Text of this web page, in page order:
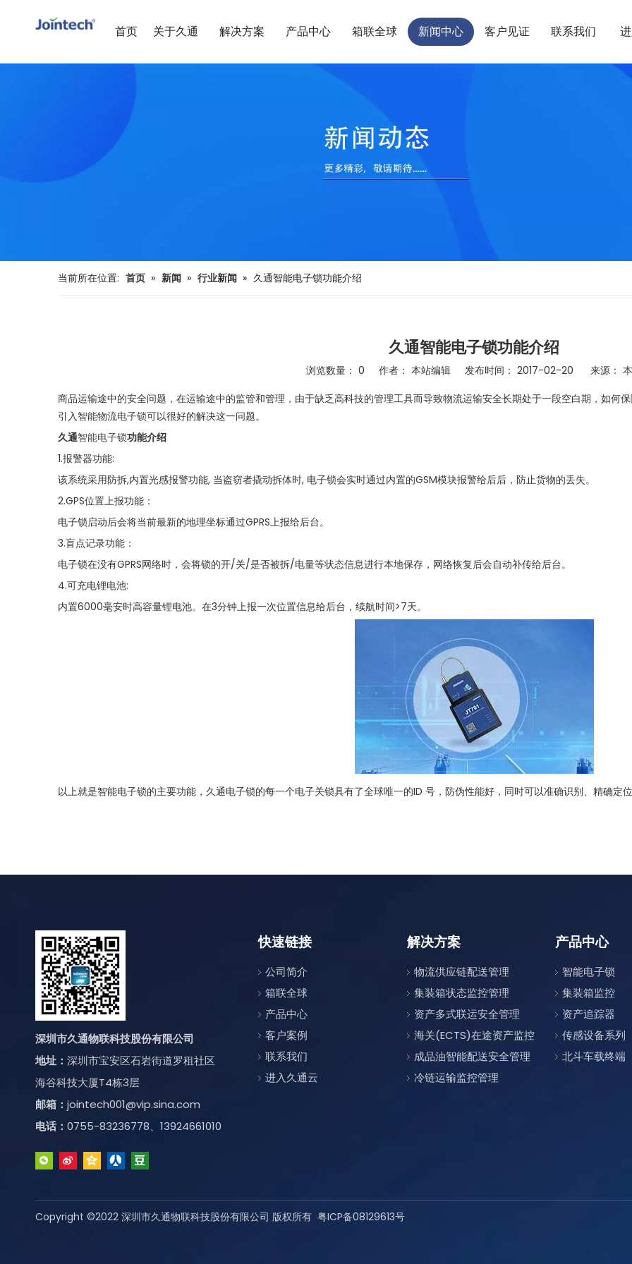
首页 关于久通 解决方案 产品中心 箱联全球 新闻中心 客户见证 联系我们
当前所在位置: 首页 » 新闻 » 行业新闻 » 久通智能电子锁功能介绍
久通智能电子锁功能介绍
浏览数量： 0 作者： 本站编辑 发布时间： 2017-02-20 来源：
["wechat","weibo","qzone","douban","email"]
商品运输途中的安全问题，在运输途中的监管和管理，由于缺乏高科技的管理工具而导致物流运输安全长期处于一段空白期，如何
引入智能物流电子锁可以很好的解决这一问题。
久通智能电子锁功能介绍
1.报警器功能:
该系统采用防拆,内置光感报警功能, 当盗窃者撬动拆体时, 电子锁会实时通过内置的GSM模块报警给后后，防止货物的丢失。
2.GPS位置上报功能：
电子锁启动后会将当前最新的地理坐标通过GPRS上报给后台。
3.盲点记录功能：
电子锁在没有GPRS网络时，会将锁的开/关/是否被拆/电量等状态信息进行本地保存，网络恢复后会自动补传给后台。
4.可充电锂电池:
内置6000毫安时高容量锂电池。在3分钟上报一次位置信息给后台，续航时间>7天。
以上就是智能电子锁的主要功能，久通电子锁的每一个电子关锁具有了全球唯一的ID 号，防伪性能好，同时可以准确识别、精确定
深圳市久通物联科技股份有限公司
地址： 深圳市宝安区石岩街道罗租社区
海谷科技大厦T4栋3层
邮箱： jointech001@vip.sina.com
电话： 0755-83236778、13924661010
快速链接
公司简介
箱联全球
产品中心
客户案例
联系我们
进入久通云
解决方案
物流供应链配送管理
集装箱状态监控管理
资产多式联运安全管理
海关(ECTS)在途资产监控
成品油智能配送安全管理
冷链运输监控管理
产品中心
智能电子锁
集装箱监控
资产追踪器
传感设备系列
北斗车载终端
Copyright ©2022 深圳市久通物联科技股份有限公司 版权所有 粤ICP备08129613号